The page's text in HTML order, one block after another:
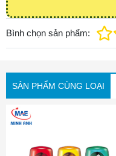
Bình chọn sản phẩm:
SẢN PHẨM CÙNG LOẠI